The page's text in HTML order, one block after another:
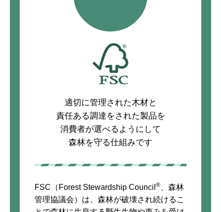
適切に管理された木材と
責任ある調達をされた製品を
消費者が選べるようにして
森林を守る仕組みです
FSC（Forest Stewardship Council ®
、森林
管理協議会）は、森林が破壊され続けるこ